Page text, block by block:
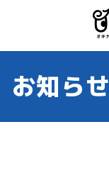
お知らせ